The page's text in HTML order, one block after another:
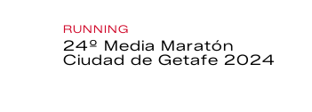
RUNNING
24º Media Maratón
Ciudad de Getafe 2024